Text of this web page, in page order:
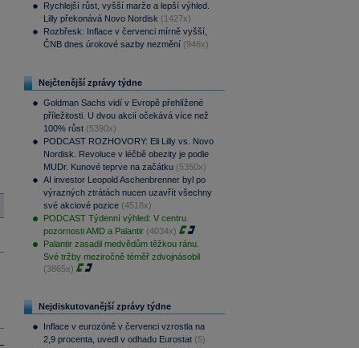
Rychlejší růst, vyšší marže a lepší výhled.
Lilly překonává Novo Nordisk (1427x)
Rozbřesk: Inflace v červenci mírně vyšší,
ČNB dnes úrokové sazby nezmění (946x)
Nejčtenější zprávy týdne
Goldman Sachs vidí v Evropě přehlížené
příležitosti. U dvou akcií očekává více než
100% růst (5390x)
PODCAST ROZHOVORY: Eli Lilly vs. Novo
Nordisk. Revoluce v léčbě obezity je podle
MUDr. Kunové teprve na začátku (5350x)
AI investor Leopold Aschenbrenner byl po
výrazných ztrátách nucen uzavřít všechny
své akciové pozice (4518x)
PODCAST Týdenní výhled: V centru
pozornosti AMD a Palantir (4034x)
Palantir zasadil medvědům těžkou ránu.
Své tržby meziročně téměř zdvojnásobil
(3865x)
Nejdiskutovanější zprávy týdne
Inflace v eurozóně v červenci vzrostla na
2,9 procenta, uvedl v odhadu Eurostat (5)